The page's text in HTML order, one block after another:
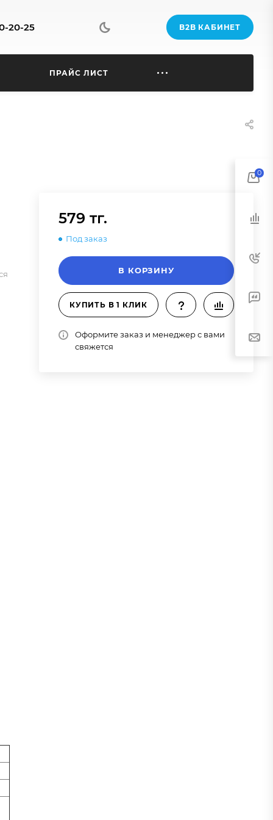
20-25 B2B КАБИНЕТ
ПРАЙС ЛИСТ
579 тг.
Под заказ
В КОРЗИНУ
КУПИТЬ В 1 КЛИК
Оформите заказ и менеджер с вами
свяжется
0